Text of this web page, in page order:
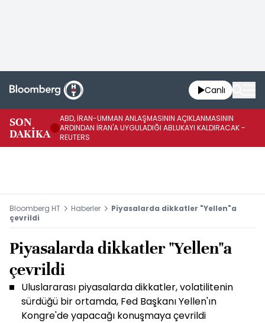
Canlı
SON
DAKİKA
ABD, İRAN-UMMAN ANLAŞMASININ AÇIKLANMASININ
ARDINDAN İRAN'A UYGULADIĞI ABLUKAYI KALDIRACAK -
REUTERS
Bloomberg HT Haberler
Piyasalarda dikkatler "Yellen"a
çevrildi
Piyasalarda dikkatler "Yellen"a
çevrildi
Uluslararası piyasalarda dikkatler, volatilitenin
sürdüğü bir ortamda, Fed Başkanı Yellen'ın
Kongre'de yapacağı konuşmaya çevrildi